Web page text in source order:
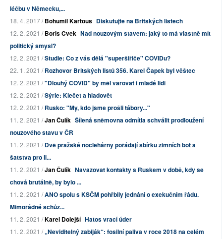
léčbu v Německu,...
18. 4. 2017 /Bohumil Kartous Diskutujte na Britských listech
12. 2. 2021 /Boris Cvek Nad nouzovým stavem: jaký to má vlastně mít
politický smysl?
12. 2. 2021 /Studie: Co z vás dělá "superšiřiče" COVIDu?
22. 1. 2021 /Rozhovor Britských listů 356. Karel Čapek byl věštec
12. 2. 2021 /"Dlouhý COVID" by měl varovat i mladé lidi
12. 2. 2021 /Sýrie: Klečet a hladovět
12. 2. 2021 /Rusko: "My, kdo jsme prošli tábory..."
11. 2. 2021 /Jan Čulík Šílená sněmovna odmítla schválit prodloužení
nouzového stavu v ČR
11. 2. 2021 /Dvě pražské noclehárny pořádají sbírku zimních bot a
šatstva pro li...
11. 2. 2021 /Jan Čulík Navazovat kontakty s Ruskem v době, kdy se
chová brutálně, by bylo ...
11. 2. 2021 /ANO spolu s KSČM pohřbily jednání o exekučním řádu.
Mimořádné schůz...
11. 2. 2021 /Karel Dolejší Hatos vrací úder
11. 2. 2021 /„Neviditelný zabiják“: fosilní paliva v roce 2018 na celém